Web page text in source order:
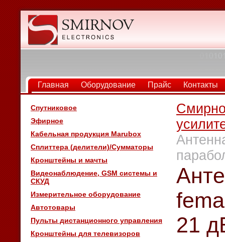
Главная Оборудование Прайс Контакты
Спутниковое
Эфирное
Кабельная продукция Marubox
Сплиттера (делители)/Сумматоры
Кронштейны и мачты
Видеонаблюдение, GSM системы и
СКУД
Измерительное оборудование
Автотовары
Пульты дистанционного управления
Кронштейны для телевизоров
21